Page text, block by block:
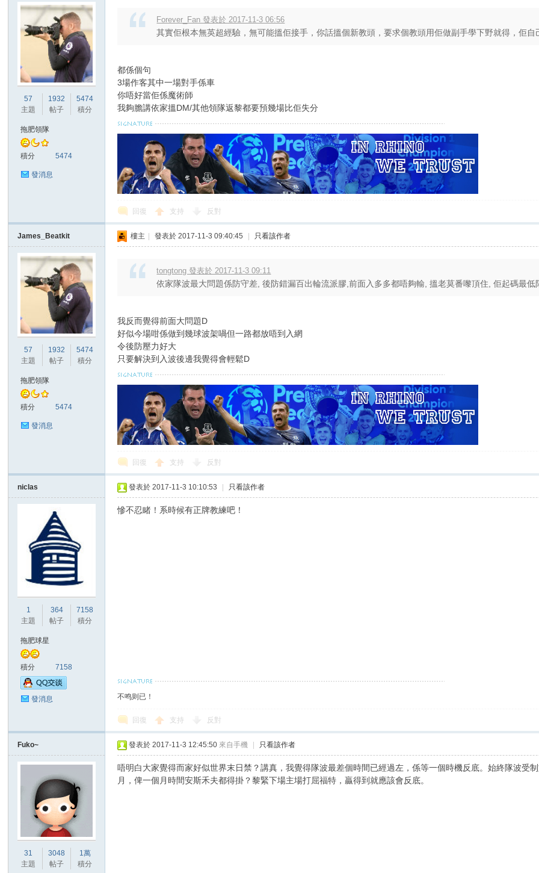
57
主題
1932
帖子
5474
積分
拖肥領隊
積分 5474
發消息
Forever_Fan 發表於 2017-11-3 06:56
其實佢根本無英超經驗，無可能搵佢接手，你話搵個新教頭，要求個教頭用佢做副手學下野就得，佢自
都係個句
3場作客其中一場對手係車
你唔好當佢係魔術師
我夠膽講依家搵DM/其他領隊返黎都要預幾場比佢失分
回復 支持 反對
James_Beatkit
57
主題
1932
帖子
5474
積分
拖肥領隊
積分 5474
發消息
樓主 發表於 2017-11-3 09:40:45 只看該作者
tongtong 發表於 2017-11-3 09:11
依家隊波最大問題係防守差, 後防錯漏百出輪流派膠,前面入多多都唔夠輸, 搵老莫番嚟頂住, 佢起碼最低
我反而覺得前面大問題D
好似今場咁係做到幾球波架喎但一路都放唔到入網
令後防壓力好大
只要解決到入波後邊我覺得會輕鬆D
回復 支持 反對
niclas
1
主題
364
帖子
7158
積分
拖肥球星
積分 7158
發消息
發表於 2017-11-3 10:10:53 只看該作者
慘不忍睹！系時候有正牌教練吧！
不鸣则已！
回復 支持 反對
Fuko~
31
主題
3048
帖子
1萬
積分
發表於 2017-11-3 12:45:50 來自手機 只看該作者
唔明白大家覺得而家好似世界末日禁？講真，我覺得隊波最差個時間已經過左，係等一個時機反底。始終隊波受
月，俾一個月時間安斯禾夫都得掛？黎緊下場主場打屈福特，贏得到就應該會反底。